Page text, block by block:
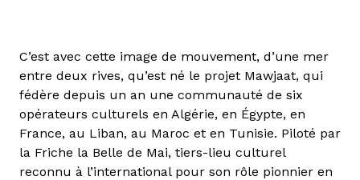
C’est avec cette image de mouvement, d’une mer
entre deux rives, qu’est né le projet Mawjaat, qui
fédère depuis un an une communauté de six
opérateurs culturels en Algérie, en Égypte, en
France, au Liban, au Maroc et en Tunisie. Piloté par
la Friche la Belle de Mai, tiers-lieu culturel
reconnu à l’international pour son rôle pionnier en